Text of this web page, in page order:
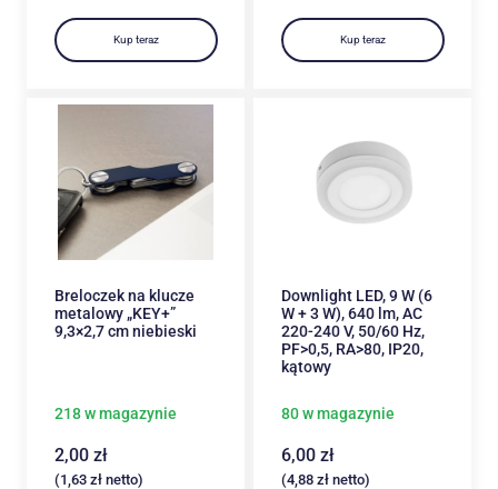
Kup teraz Kup teraz
Breloczek na klucze
metalowy „KEY+”
9,3×2,7 cm niebieski
218 w magazynie
2,00 zł
(1,63 złnetto)
Downlight LED, 9 W (6
W + 3 W), 640 lm, AC
220-240 V, 50/60 Hz,
PF>0,5, RA>80, IP20,
kątowy
80 w magazynie
6,00 zł
(4,88 złnetto)